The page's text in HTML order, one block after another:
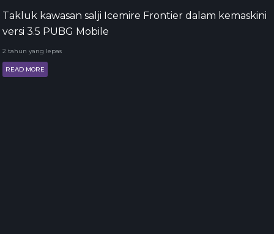
Takluk kawasan salji Icemire Frontier dalam kemaskini
versi 3.5 PUBG Mobile
2 tahun yang lepas
READ MORE